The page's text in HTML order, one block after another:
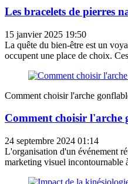
Les bracelets de pierres
15 janvier 2025 19:50
La quête du bien-être est un
occupent une place de choix.
Comment choisir l'arche
Comment choisir l'arche
24 septembre 2024 01:14
L'organisation d'un événement
marketing visuel incontournable